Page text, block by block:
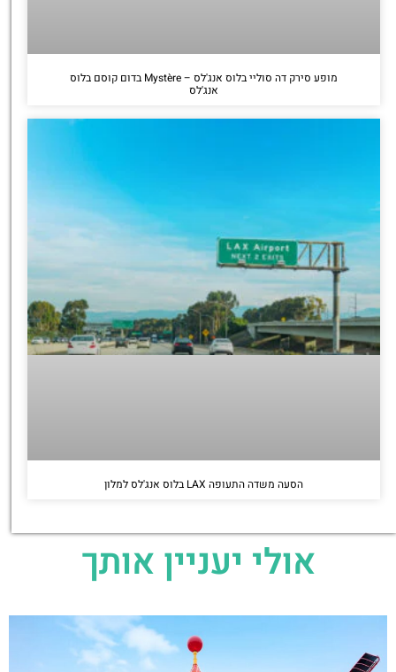
מופע סירק דה סוליי בלוס אנג'לס – Mystère בדום קוסם בלוס
אנג'לס
הסעה משדה התעופה LAX בלוס אנג'לס למלון
אולי יעניין אותך